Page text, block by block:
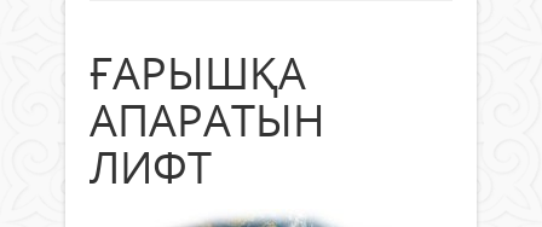
ҒАРЫШҚА
АПАРАТЫН
ЛИФТ